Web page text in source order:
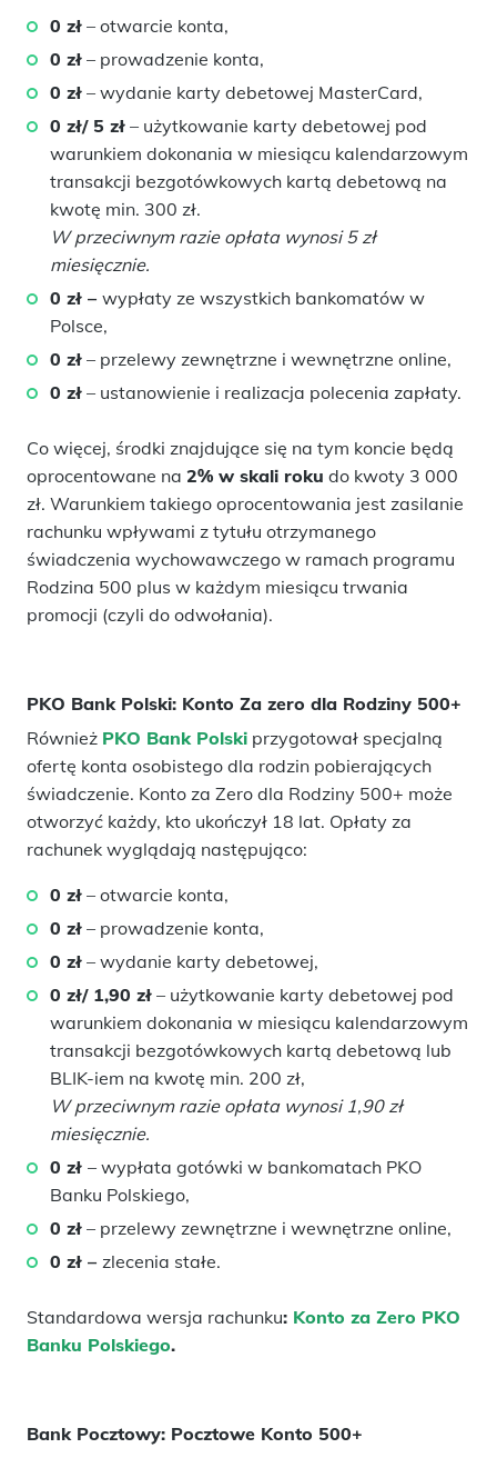
0 zł – otwarcie konta,
0 zł – prowadzenie konta,
0 zł – wydanie karty debetowej MasterCard,
0 zł/ 5 zł – użytkowanie karty debetowej pod
warunkiem dokonania w miesiącu kalendarzowym
transakcji bezgotówkowych kartą debetową na
kwotę min. 300 zł.
W przeciwnym razie opłata wynosi 5 zł
miesięcznie.
0 zł – wypłaty ze wszystkich bankomatów w
Polsce,
0 zł – przelewy zewnętrzne i wewnętrzne online,
0 zł – ustanowienie i realizacja polecenia zapłaty.
Co więcej, środki znajdujące się na tym koncie będą
oprocentowane na 2% w skali roku do kwoty 3 000
zł. Warunkiem takiego oprocentowania jest zasilanie
rachunku wpływami z tytułu otrzymanego
świadczenia wychowawczego w ramach programu
Rodzina 500 plus w każdym miesiącu trwania
promocji (czyli do odwołania).
PKO Bank Polski: Konto Za zero dla Rodziny 500+
Również PKO Bank Polski przygotował specjalną
ofertę konta osobistego dla rodzin pobierających
świadczenie. Konto za Zero dla Rodziny 500+ może
otworzyć każdy, kto ukończył 18 lat. Opłaty za
rachunek wyglądają następująco:
0 zł – otwarcie konta,
0 zł – prowadzenie konta,
0 zł – wydanie karty debetowej,
0 zł/ 1,90 zł – użytkowanie karty debetowej pod
warunkiem dokonania w miesiącu kalendarzowym
transakcji bezgotówkowych kartą debetową lub
BLIK-iem na kwotę min. 200 zł,
W przeciwnym razie opłata wynosi 1,90 zł
miesięcznie.
0 zł – wypłata gotówki w bankomatach PKO
Banku Polskiego,
0 zł – przelewy zewnętrzne i wewnętrzne online,
0 zł – zlecenia stałe.
Standardowa wersja rachunku: Konto za Zero PKO
Banku Polskiego.
Bank Pocztowy: Pocztowe Konto 500+